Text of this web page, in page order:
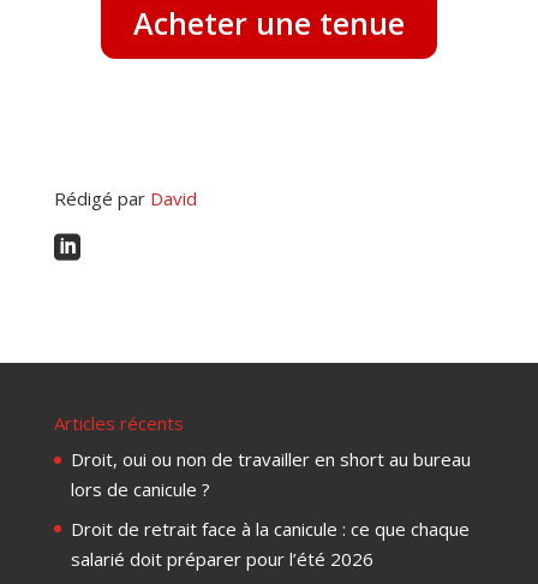
Acheter une tenue
Rédigé par David

Articles récents
Droit, oui ou non de travailler en short au bureau
lors de canicule ?
Droit de retrait face à la canicule : ce que chaque
salarié doit préparer pour l’été 2026